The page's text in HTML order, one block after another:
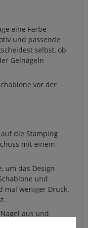
eine Farbe
und passende
selbst, ob
Gelnägeln
vor der
die Stamping
mit einem
um das Design
und
mal weniger Druck.
aus und